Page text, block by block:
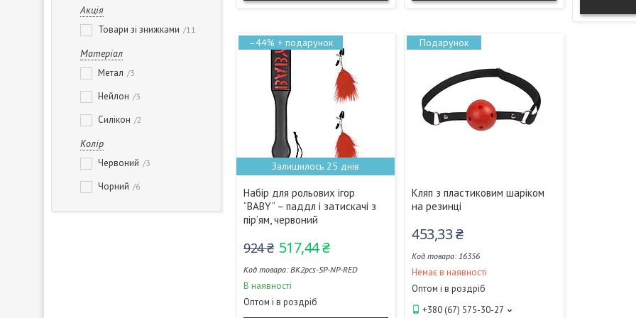
Акція
Товари зі знижками 11
Матеріал
Метал 3
Нейлон 3
Силікон 2
Колір
Червоний 3
Чорний 6
–44%
Залишилось 25 днів
Набір для рольових ігор
“BABY” – паддл і затискачі з
пір’ям, червоний
924 ₴ 517,44 ₴
BK2pcs-SP-NP-RED
В наявності
Оптом і в роздріб
Подарунок
Кляп з пластиковим шаріком
на резинці
453,33 ₴
16356
Немає в наявності
Оптом і в роздріб
+380 (67) 575-30-27